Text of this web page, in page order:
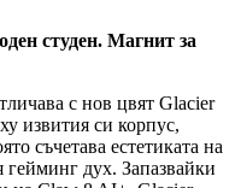
студен. Магнит за
с нов цвят Glacier
извития си корпус,
съчетава естетиката на
гейминг дух. Запазвайки